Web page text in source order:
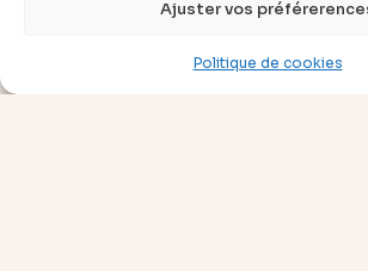
Ajuster vos
Politique de cookies